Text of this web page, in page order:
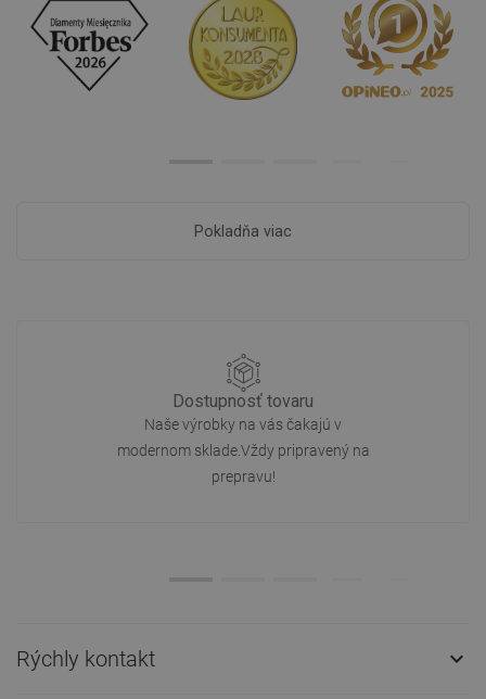
Pokladňa viac
Dostupnosť tovaru
Naše výrobky na vás čakajú v
modernom sklade.Vždy pripravený na
prepravu!
Rýchly kontakt 